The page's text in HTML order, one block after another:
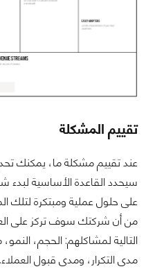
تقييم المشكلة
عند تقييم مشكلة ما، يمكنك
سيحدد القاعدة الأساسية لبدء
على حلول عملية ومبتكرة لتلك
من أن شركتك سوف تركز على
التالية لمشاكلهم: الحجم،
مدى التكرار، ومدى قبول العملاء.